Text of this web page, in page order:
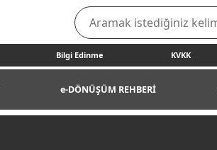
Bilgi Edinme KVKK
e-DÖNÜŞÜM REHBERİ